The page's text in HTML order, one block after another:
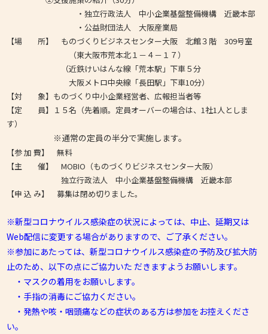
・独立行政法人 中小企業基盤整備機構 近畿本部
・公益財団法人 大阪産業局
【場 所】 ものづくりビジネスセンター大阪 北館３階 309号室
（東大阪市荒本北１－４－１７）
（近鉄けいはんな線「荒本駅」下車５分
大阪メトロ中央線「長田駅」下車10分）
【対 象】ものづくり中小企業経営者、広報担当者等
【定 員】１５名（先着順。定員オーバーの場合は、1社1人としま
す）
※通常の定員の半分で実施します。
【参 加 費】 無料
【主 催】 MOBIO（ものづくりビジネスセンター大阪）
独立行政法人 中小企業基盤整備機構 近畿本部
【申 込 み】 募集は閉め切りました。
※新型コロナウイルス感染症の状況によっては、中止、延期又は
Web配信に変更する場合がありますので、ご了承ください。
※参加にあたっては、新型コロナウイルス感染症の予防及び拡大防
止のため、以下の点にご協力いた だきますようお願いします。
・マスクの着用をお願いします。
・手指の消毒にご協力ください。
・発熱や咳・咽頭痛などの症状のある方は参加をお控えくださ
い。